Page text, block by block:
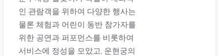
인 관람객을 위하여 다양한 행사는
물론 체험과 어린이 동반 참가자를
위한 공연과 퍼포먼스를 비롯하여
서비스에 정성을 모았고, 운현궁의